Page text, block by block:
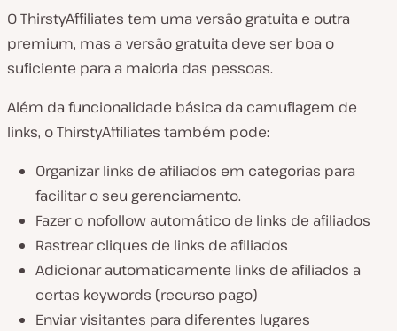
O ThirstyAffiliates tem uma versão gratuita e outra
premium, mas a versão gratuita deve ser boa o
suficiente para a maioria das pessoas.
Além da funcionalidade básica da camuflagem de
links, o ThirstyAffiliates também pode:
Organizar links de afiliados em categorias para
facilitar o seu gerenciamento.
Fazer o nofollow automático de links de afiliados
Rastrear cliques de links de afiliados
Adicionar automaticamente links de afiliados a
certas keywords (recurso pago)
Enviar visitantes para diferentes lugares